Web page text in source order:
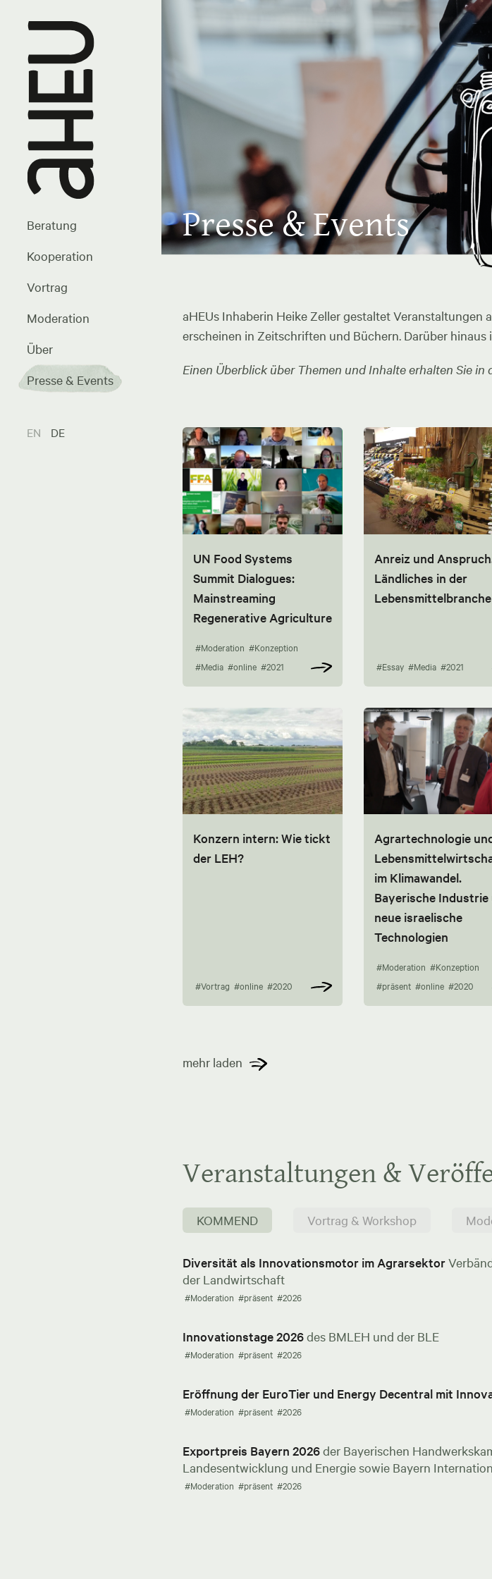
Beratung
Kooperation
Vortrag
Moderation
Über
Presse & Events
EN DE
Presse & Events
aHEUs Inhaberin Heike Zeller gestaltet
erscheinen in Zeitschriften und Büchern. Darüber
Einen Überblick über Themen und Inhalte erhalten Sie in
UN Food Systems
Summit Dialogues:
Mainstreaming
Regenerative Agriculture
#Moderation #Konzeption
#Media #online #2021
Anreiz und
Ländliches in der
Lebensmittelbranche
#Essay #Media #2021
Konzern intern: Wie tickt
der LEH?
#Vortrag #online #2020
Agrartechnologie
im Klimawandel.
Bayerische Industrie
neue israelische
Technologien
#Moderation #Konzeption
#präsent #online #2020
mehr laden
Veranstaltungen &
KOMMEND Vortrag & Workshop
Diversität als Innovationsmotor im Agrarsektor
der Landwirtschaft
#Moderation #präsent #2026
Innovationstage 2026des BMLEH und der BLE
#Moderation #präsent #2026
Eröffnung der EuroTier und Energy Decentral mit
#Moderation #präsent #2026
Exportpreis Bayern 2026der Bayerischen
Landesentwicklung und Energie sowie Bayern
#Moderation #präsent #2026